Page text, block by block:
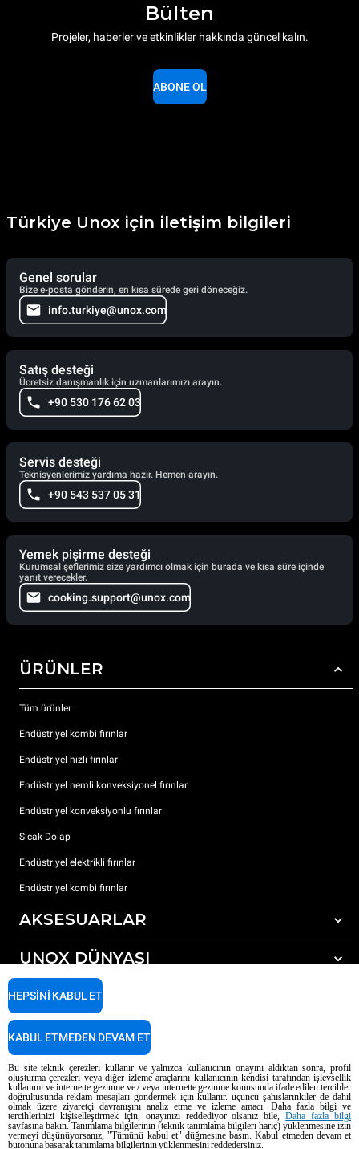
Bülten
Projeler, haberler ve etkinlikler hakkında güncel kalın.
ABONE OL
Türkiye Unox için iletişim bilgileri
Genel sorular
Bize e-posta gönderin, en kısa sürede geri döneceğiz.
info.turkiye@unox.com
Satış desteği
Ücretsiz danışmanlık için uzmanlarımızı arayın.
+90 530 176 62 03
Servis desteği
Teknisyenlerimiz yardıma hazır. Hemen arayın.
+90 543 537 05 31
Yemek pişirme desteği
Kurumsal şeflerimiz size yardımcı olmak için burada ve kısa süre içinde
yanıt verecekler.
cooking.support@unox.com
ÜRÜNLER
Tüm ürünler
Endüstriyel kombi fırınlar
Endüstriyel hızlı fırınlar
Endüstriyel nemli konveksiyonel fırınlar
Endüstriyel konveksiyonlu fırınlar
Sıcak Dolap
Endüstriyel elektrikli fırınlar
Endüstriyel kombi fırınlar
AKSESUARLAR
Tüm aksesuarlar
Otomatik yıkama için deterjanlar
Elle yıkama için deterjanlar
Reçine filtrelerle su arıtma
Ters ozmoz su arıtma
UNOX DÜNYASI
Dünyadaki ofislerimizx
DESTEK
Unox garanti
Bayi Bulucu
Servis Bulucu
Telif Hakkı 2026 UNOX SpA Tüm hakları saklıdır. Reg. Imp. Padova n °
04230750285 - REA Padova 372835 - Dünya Topluluğu 5.000.000 € iv - P.IVA
/ CF 04230750285 - IT WEEE Reg. No. IT08020000000377
AI Content Disclaimer Privacy policy Cookie policy
Bu site teknik çerezleri kullanır ve yalnızca kullanıcının onayını aldıktan sonra, profil
oluşturma çerezleri veya diğer izleme araçlarını kullanıcının kendisi tarafından işlevsellik
kullanımı ve internette gezinme ve / veya internette gezinme konusunda ifade edilen tercihler
doğrultusunda reklam mesajları göndermek için kullanır. üçüncü şahıslarınkiler de dahil
olmak üzere ziyaretçi davranışını analiz etme ve izleme amacı. Daha fazla bilgi ve
tercihlerinizi kişiselleştirmek için, onayınızı reddediyor olsanız bile,Daha fazla bilgi
sayfasına bakın. Tanımlama bilgilerinin (teknik tanımlama bilgileri hariç) yüklenmesine izin
vermeyi düşünüyorsanız, "Tümünü kabul et" düğmesine basın. Kabul etmeden devam et
butonuna basarak tanımlama bilgilerinin yüklenmesini reddedersiniz.
HEPSINI KABUL ET
KABUL ETMEDEN DEVAM ET